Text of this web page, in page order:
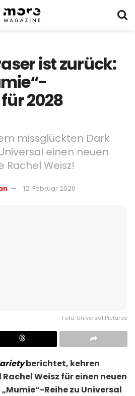
ist zurück:
2028
missglückten Dark
einen neuen
Rachel Weisz!
12. Februar 2026
Foto: Universal Pictures
berichtet, kehren
Weisz für einen neuen
Reihe zu Universal